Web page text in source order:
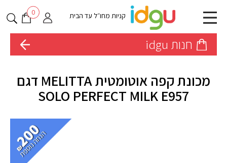
קניות מחו״ל עד הבית 0
חנות idgu
מכונת קפה אוטומטית MELITTA דגם
SOLO PERFECT MILK E957